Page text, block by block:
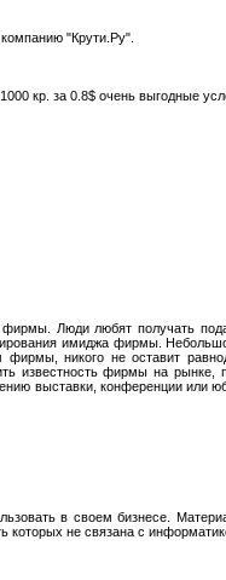
"Крути.Ру".
кр. за 0.8$ очень выгодные
Люди любят получать
имиджа фирмы.
фирмы, никого не оставит
известность фирмы на рынке,
выставки, конференции или
в своем бизнесе.
не связана с